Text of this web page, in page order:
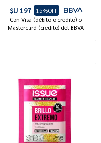
$U 197
15%OFF
Con Visa (débito o crédito) o
Mastercard (credito) del BBVA